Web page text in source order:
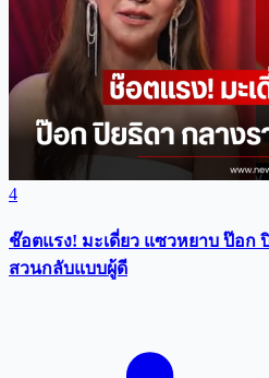
4
ช๊อตแรง! มะเดี่ยว แซวหยาบ ป๊อก
สวนกลับแบบผู้ดี